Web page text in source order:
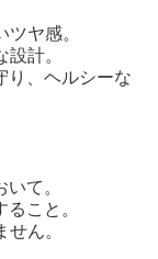
ヤ感。
計。
り、ヘルシーな
て。
こと。
ん。